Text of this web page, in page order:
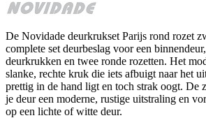
De Novidade deurkrukset Parijs rond rozet
complete set deurbeslag voor een
deurkrukken en twee ronde rozetten. Het
slanke, rechte kruk die iets afbuigt naar het
prettig in de hand ligt en toch strak oogt. De
je deur een moderne, rustige uitstraling en
op een lichte of witte deur.